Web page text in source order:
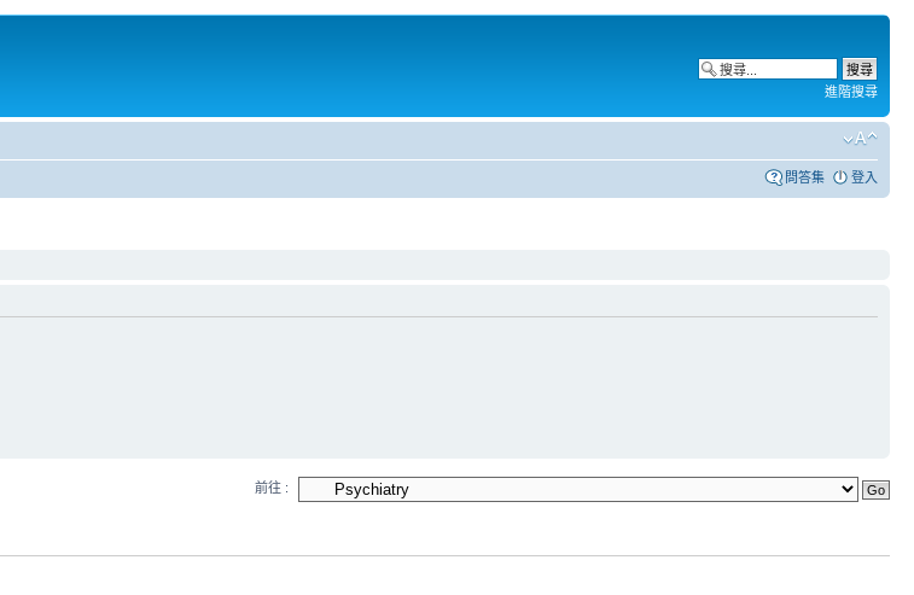
進階搜尋
問答集 登入
前往 :